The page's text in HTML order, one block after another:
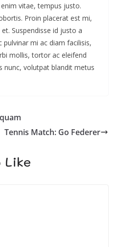
vitae, tempus justo.
Proin placerat est mi,
Suspendisse id justo a
mi ac diam facilisis,
mollis, tortor ac eleifend
volutpat blandit metus
Tennis Match: Go Federer
Like